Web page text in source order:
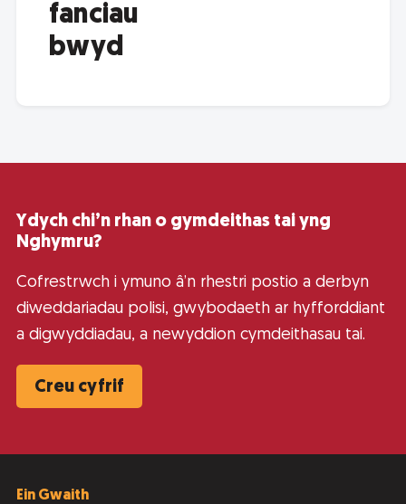
fanciau
bwyd
Ydych chi’n rhan o gymdeithas tai yng
Nghymru?
Cofrestrwch i ymuno â’n rhestri postio a derbyn
diweddariadau polisi, gwybodaeth ar hyfforddiant
a digwyddiadau, a newyddion cymdeithasau tai.
Creu cyfrif
Ein Gwaith